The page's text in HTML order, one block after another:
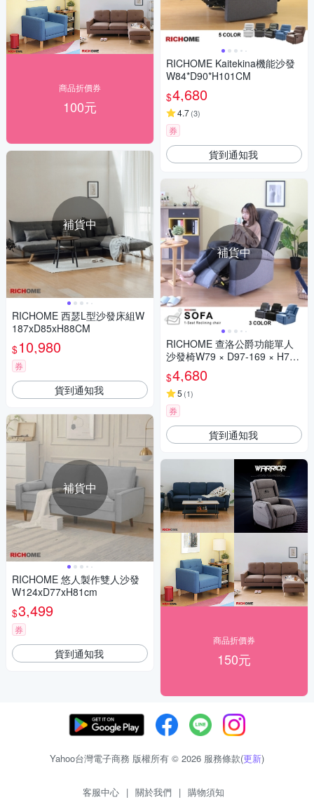
商品折價券
100元
補貨中
RICHOME 西瑟L型沙發床組W
187xD85xH88CM
$10,980
券
貨到通知我
補貨中
RICHOME 悠人製作雙人沙發
W124xD77xH81cm
$3,499
券
貨到通知我
RICHOME Kaitekina機能沙發
W84*D90*H101CM
$4,680
4.7(3)
券
貨到通知我
補貨中
RICHOME 查洛公爵功能單人
沙發椅W79 × D97-169 × H78-
99 cm
$4,680
5 (1)
券
貨到通知我
商品折價券
150元
Yahoo台灣電子商務 版權所有 © 2026 服務條款(更新)
客服中心 | 關於我們 | 購物須知